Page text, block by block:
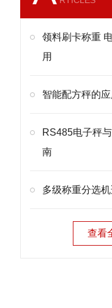
领料刷卡称重
用
智能配方秤的
RS485电子秤
南
多级称重分选
查看